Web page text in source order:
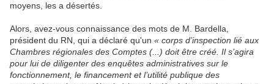
moyens, les a désertés.
Alors, avez-vous connaissance des mots de M. Bardella,
président du RN, qui a déclaré qu'un « corps d’inspection lié aux
Chambres régionales des Comptes (...) doit être créé. Il s’agira
pour lui de diligenter des enquêtes administratives sur le
fonctionnement, le financement et l’utilité publique des